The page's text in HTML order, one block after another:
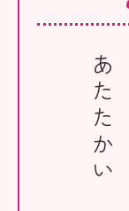
あたたかい